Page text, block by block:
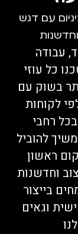
עם דגש
עבודה
כל עוזי
בשוק עם
לקוחות
רחבי
להוביל
ראשון
וחדשנות
בייצור
וגאים